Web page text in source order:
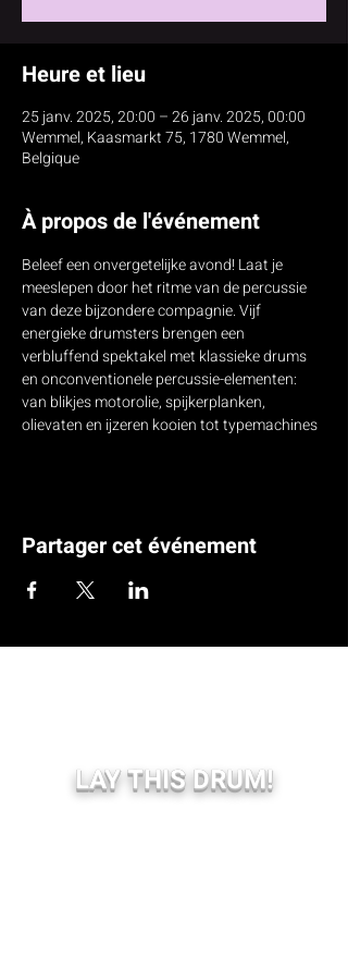
Heure et lieu
25 janv. 2025, 20:00 – 26 janv. 2025, 00:00
Wemmel, Kaasmarkt 75, 1780 Wemmel,
Belgique
À propos de l'événement
Beleef een onvergetelijke avond! Laat je
meeslepen door het ritme van de percussie
van deze bijzondere compagnie. Vijf
energieke drumsters brengen een
verbluffend spektakel met klassieke drums
en onconventionele percussie-elementen:
van blikjes motorolie, spijkerplanken,
olievaten en ijzeren kooien tot typemachines
Partager cet événement
LAY THIS DRUM!